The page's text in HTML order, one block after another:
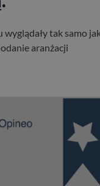
wyglądały tak samo
aranżacji